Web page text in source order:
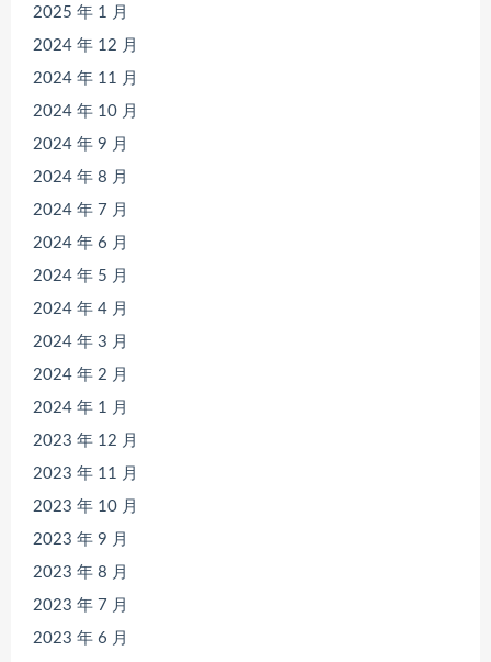
2025 年 1 月
2024 年 12 月
2024 年 11 月
2024 年 10 月
2024 年 9 月
2024 年 8 月
2024 年 7 月
2024 年 6 月
2024 年 5 月
2024 年 4 月
2024 年 3 月
2024 年 2 月
2024 年 1 月
2023 年 12 月
2023 年 11 月
2023 年 10 月
2023 年 9 月
2023 年 8 月
2023 年 7 月
2023 年 6 月